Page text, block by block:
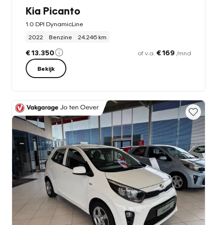
Kia Picanto
1.0 DPI DynamicLine
2022
Benzine 24.246 km
€ 13.350 of v.a. € 169 /mnd
Bekijk